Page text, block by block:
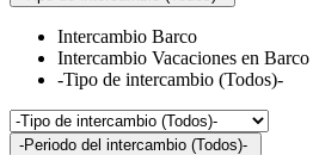
Intercambio Barco
Intercambio Vacaciones en Barco
-Tipo de intercambio (Todos)-
-Periodo del intercambio (Todos)-